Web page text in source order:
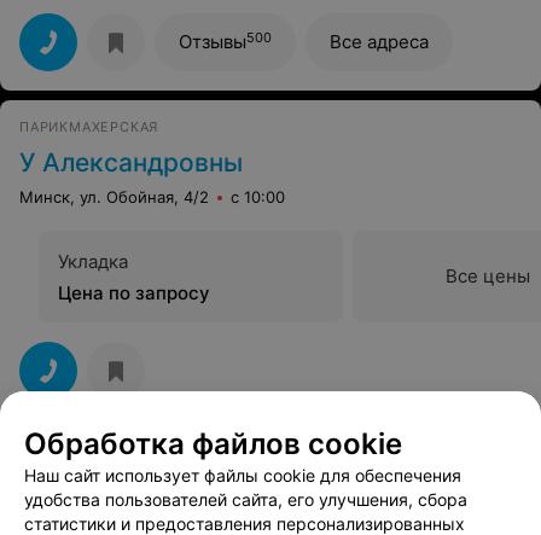
и недорогую услугу. И спасибо девочкам за то, что
познакомили меня с верхним покрытием лака для
ногтей Super Gel Top от Reluis. Пользуюсь им теперь
постоянно и всем советую!
Отзывы500 Все адреса
ПАРИКМАХЕРСКАЯ
У Александровны
Минск, ул. Обойная, 4/2 с 10:00
Укладка
Цена по запросу
Все цены
Смотрите также
Обработка файлов cookie
Наш сайт использует файлы cookie для обеспечения
удобства пользователей сайта, его улучшения, сбора
статистики и предоставления персонализированных